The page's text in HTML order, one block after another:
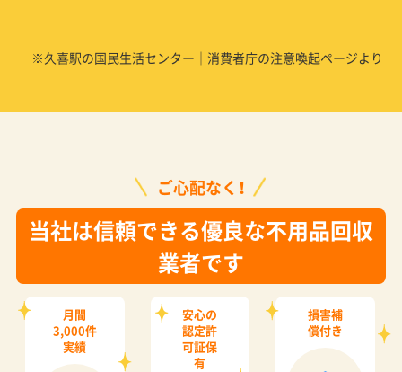
※久喜駅の国民生活センター｜消費者庁の注意喚起ページより
ご心配なく！
当社は信頼できる優良な不用品回収
業者です
月間
3,000件
実績
安心の
認定許
可証保
有
損害補
償付き